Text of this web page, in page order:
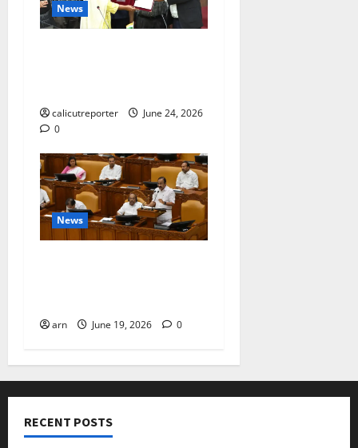
News
calicutreporter
June 24, 2026
0
News
arn June 19, 2026 0
RECENT POSTS